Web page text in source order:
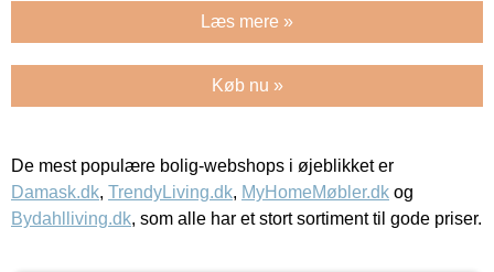
Læs mere »
Køb nu »
De mest populære bolig-webshops i øjeblikket er
Damask.dk, TrendyLiving.dk, MyHomeMøbler.dk og
Bydahlliving.dk, som alle har et stort sortiment til gode priser.